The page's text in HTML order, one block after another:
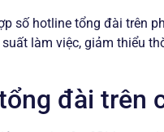
số hotline tổng đài trên
làm việc, giảm thiểu
đài trên